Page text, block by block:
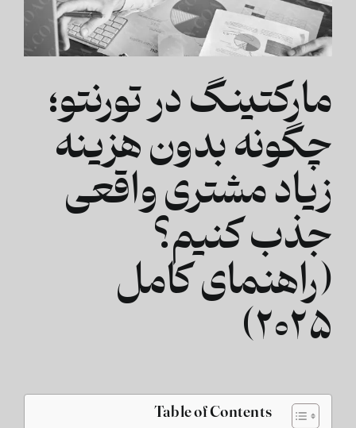
مارکتینگ در تورنتو؛
چگونه بدون هزینه
زیاد مشتری واقعی
جذب کنیم؟
(راهنمای کامل
۲۰۲۵)
Table of Contents